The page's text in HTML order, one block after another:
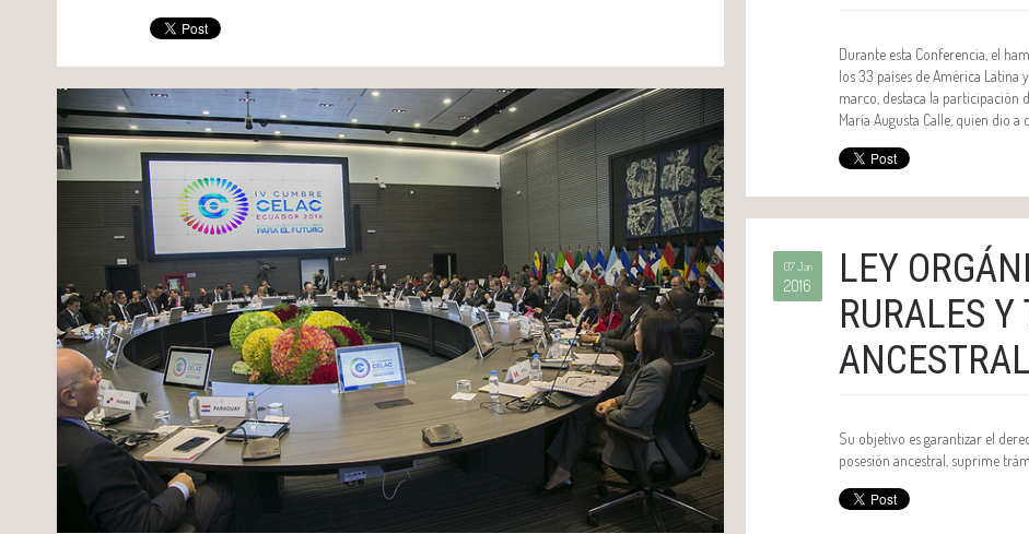
Durante esta Conferencia, el
los 33 países de América Latina
marco, destaca la participación
María Augusta Calle, quien dio
07 Jan
2016
LEY
RURALES Y
Su objetivo es garantizar el
posesión ancestral, suprime